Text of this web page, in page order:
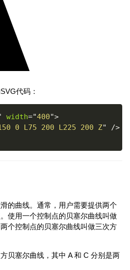
代码：
width="400">
0 L75 200 L225 200 Z"
/>
的曲线。通常，用户需要提供两个
使用一个控制点的贝塞尔曲线叫做
个控制点的贝塞尔曲线叫做三次方
贝塞尔曲线，其中 A 和 C 分别是两